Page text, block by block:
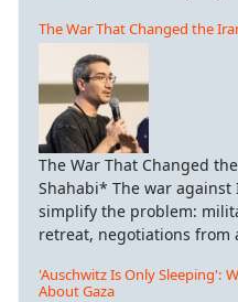
The War That Changed the
The War That Changed
Shahabi* The war
simplify the problem:
retreat, negotiations from
'Auschwitz Is Only Sleeping':
About Gaza